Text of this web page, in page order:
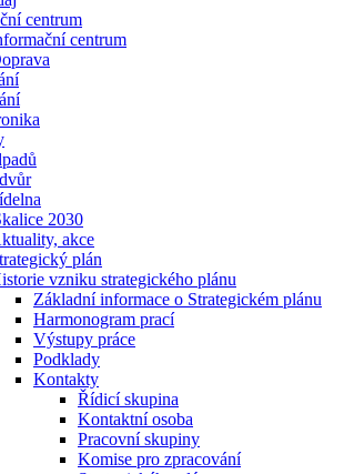
centrum
centrum
2030
akce
plán
vzniku strategického plánu
Základní informace o Strategickém plánu
Harmonogram prací
Výstupy práce
Podklady
Kontakty
Řídicí skupina
Kontaktní osoba
Pracovní skupiny
Komise pro zpracování